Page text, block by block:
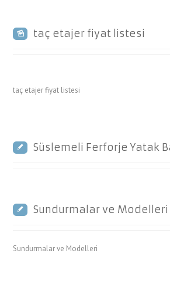
taç etajer fiyat listesi
taç etajer fiyat listesi
Süslemeli Ferforje Yatak
Sundurmalar ve Modelleri
Sundurmalar ve Modelleri